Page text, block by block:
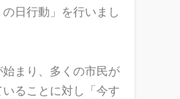
日行動」を行いまし
まり、多くの市民が
ることに対し「今す